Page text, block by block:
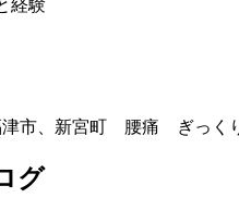
津市、新宮町 腰痛 ぎっく
グ